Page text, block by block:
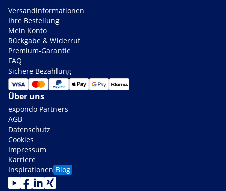
Versandinformationen
Ihre Bestellung
Mein Konto
Rückgabe & Widerruf
Premium-Garantie
FAQ
Sichere Bezahlung
Über uns
expondo Partners
AGB
Datenschutz
Cookies
Impressum
Karriere
Inspirationen Blog